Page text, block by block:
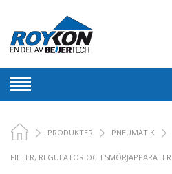
PRODUKTER PNEUMATIK
FILTER, REGULATOR OCH SMÖRJAPPARATER